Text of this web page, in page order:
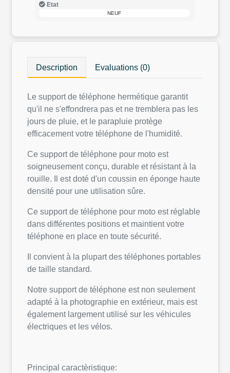
Etat
NEUF
Description Evaluations (0)
Le support de téléphone hermétique garantit
qu'il ne s'effondrera pas et ne tremblera pas les
jours de pluie, et le parapluie protège
efficacement votre téléphone de l'humidité.
Ce support de téléphone pour moto est
soigneusement conçu, durable et résistant à la
rouille. Il est doté d'un coussin en éponge haute
densité pour une utilisation sûre.
Ce support de téléphone pour moto est réglable
dans différentes positions et maintient votre
téléphone en place en toute sécurité.
Il convient à la plupart des téléphones portables
de taille standard.
Notre support de téléphone est non seulement
adapté à la photographie en extérieur, mais est
également largement utilisé sur les véhicules
électriques et les vélos.
Principal caractèristique: